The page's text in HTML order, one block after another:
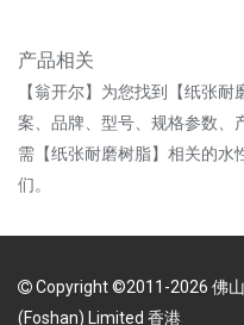
产品相关
【翁开尔】为您找到【纸张
案、品牌、型号、规格参数、
需【纸张耐磨树脂】相关的水
们。
Copyright ©2011-2026 佛山
(Foshan) Limited 香港